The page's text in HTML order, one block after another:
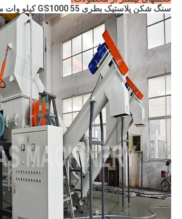
سنگ شکن پلاستیک بطری GS1000 55 کیلو وات موتور.